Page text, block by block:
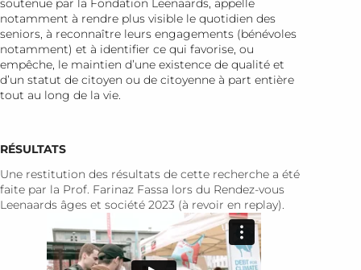
soutenue par la Fondation Leenaards, appelle
notamment à rendre plus visible le quotidien des
seniors, à reconnaître leurs engagements (bénévoles
notamment) et à identifier ce qui favorise, ou
empêche, le maintien d’une existence de qualité et
d’un statut de citoyen ou de citoyenne à part entière
tout au long de la vie.
RÉSULTATS
Une restitution des résultats de cette recherche a été
faite par la Prof. Farinaz Fassa lors du Rendez-vous
Leenaards âges et société 2023 (à revoir en replay).